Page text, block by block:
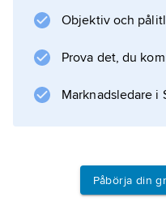
hemma i
sammansatta blad
blommor i
Information
Objektiv och
Prova det, du
Marknadsledare i
Påbörja din